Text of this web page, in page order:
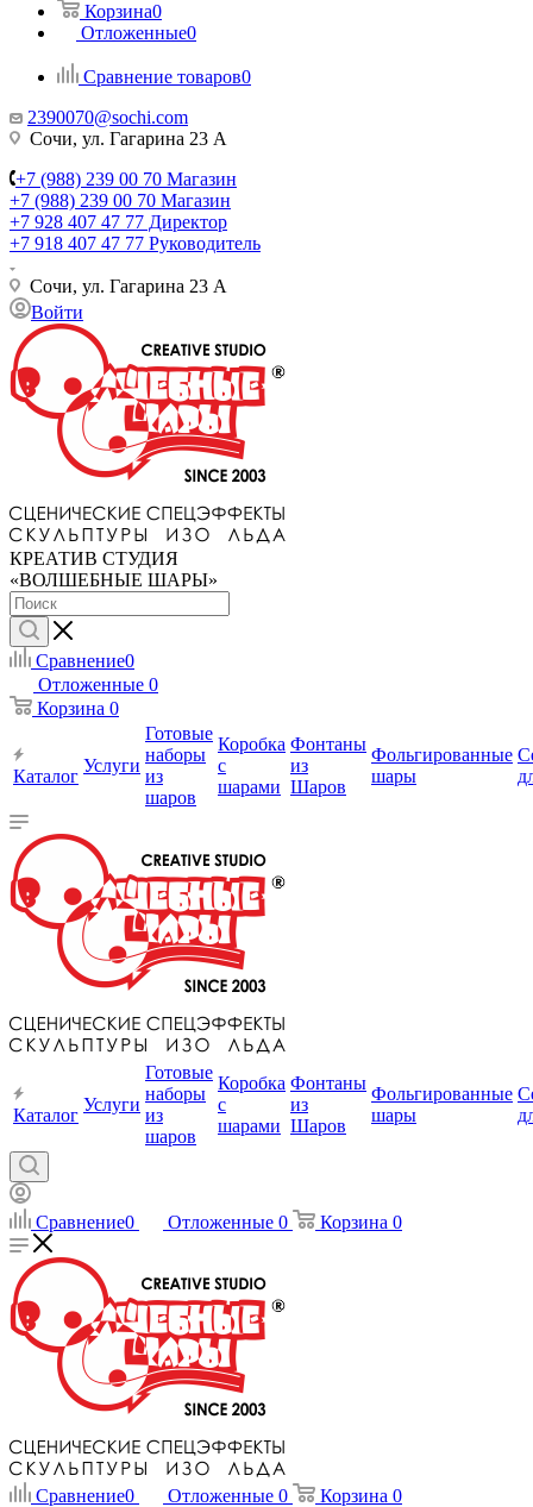
Корзина0
Отложенные0
Сравнение товаров0
2390070@sochi.com
Сочи, ул. Гагарина 23 А
+7 (988) 239 00 70 Магазин
+7 (988) 239 00 70 Магазин
+7 928 407 47 77 Директор
+7 918 407 47 77 Руководитель
Сочи, ул. Гагарина 23 А
Войти
КРЕАТИВ СТУДИЯ
«ВОЛШЕБНЫЕ ШАРЫ»
Сравнение0
Отложенные 0
Корзина 0
Каталог
Услуги
Готовые
наборы
из
шаров
Коробка
с
шарами
Фонтаны
из
Шаров
Фольгированные
шары
Каталог
Услуги
Готовые
наборы
из
шаров
Коробка
с
шарами
Фонтаны
из
Шаров
Фольгированные
шары
Сравнение0 Отложенные 0 Корзина 0
Сравнение0 Отложенные 0 Корзина 0